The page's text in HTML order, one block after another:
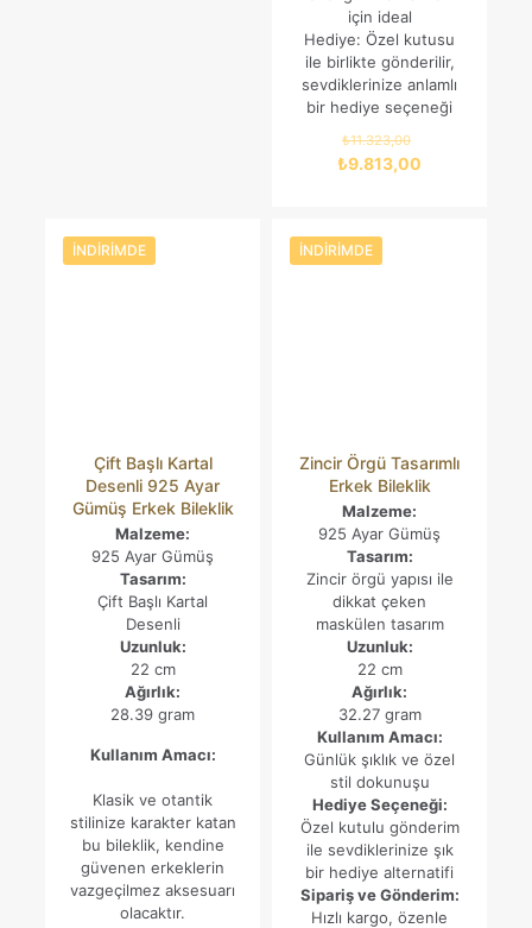
için ideal
Hediye: Özel kutusu
ile birlikte gönderilir,
sevdiklerinize anlamlı
bir hediye seçeneği
₺11.323,00
fiyat:
₺9.813,00
İNDIRIMDE
Çift Başlı Kartal
Desenli 925 Ayar
Gümüş Erkek Bileklik
Malzeme:
925 Ayar Gümüş
Tasarım:
Çift Başlı Kartal
Desenli
Uzunluk:
22 cm
Ağırlık:
28.39 gram
Kullanım Amacı:
Klasik ve otantik
stilinize karakter katan
bu bileklik, kendine
güvenen erkeklerin
vazgeçilmez aksesuarı
olacaktır.
İNDIRIMDE
Zincir Örgü Tasarımlı
Erkek Bileklik
Malzeme:
925 Ayar Gümüş
Tasarım:
Zincir örgü yapısı ile
dikkat çeken
maskülen tasarım
Uzunluk:
22 cm
Ağırlık:
32.27 gram
Kullanım Amacı:
Günlük şıklık ve özel
stil dokunuşu
Hediye Seçeneği:
Özel kutulu gönderim
ile sevdiklerinize şık
bir hediye alternatifi
Sipariş ve Gönderim:
Hızlı kargo, özenle